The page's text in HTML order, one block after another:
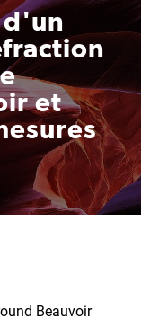
d'un
et
Beauvoir